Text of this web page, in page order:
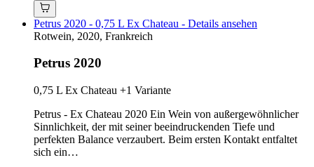
Petrus 2020 - 0,75 L Ex Chateau - Details ansehen
Rotwein, 2020, Frankreich
Petrus 2020
0,75 L Ex Chateau +1 Variante
Petrus - Ex Chateau 2020 Ein Wein von außergewöhnlicher
Sinnlichkeit, der mit seiner beeindruckenden Tiefe und
perfekten Balance verzaubert. Beim ersten Kontakt entfaltet
sich ein…